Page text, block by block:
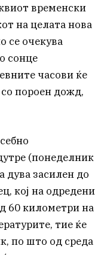
временски
на целата нова
се очекува
сонце
часови ќе
пороен дожд,
(понеделник
дува засилен до
кој на одредени
60 километри на
тие ќе
по што од среда